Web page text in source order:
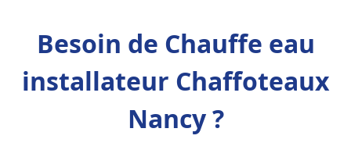
Besoin de Chauffe eau
installateur Chaffoteaux
Nancy ?